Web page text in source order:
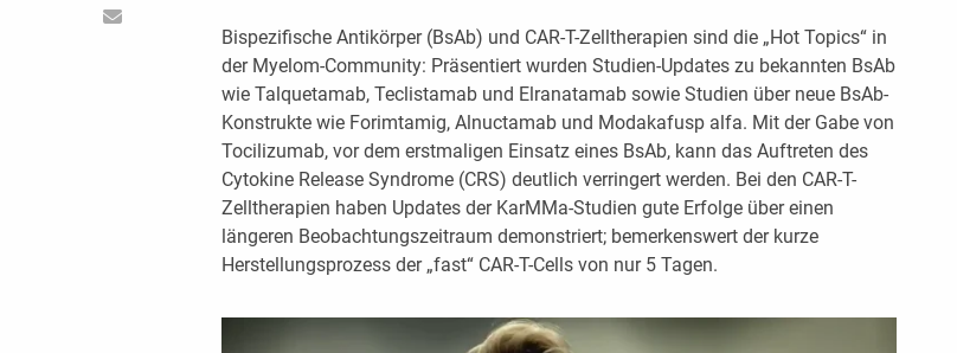
Bispezifische Antikörper (BsAb) und CAR-T-Zelltherapien sind die „Hot Topics“ in
der Myelom-Community: Präsentiert wurden Studien-Updates zu bekannten BsAb
wie Talquetamab, Teclistamab und Elranatamab sowie Studien über neue BsAb-
Konstrukte wie Forimtamig, Alnuctamab und Modakafusp alfa. Mit der Gabe von
Tocilizumab, vor dem erstmaligen Einsatz eines BsAb, kann das Auftreten des
Cytokine Release Syndrome (CRS) deutlich verringert werden. Bei den CAR-T-
Zelltherapien haben Updates der KarMMa-Studien gute Erfolge über einen
längeren Beobachtungszeitraum demonstriert; bemerkenswert der kurze
Herstellungsprozess der „fast“ CAR-T-Cells von nur 5 Tagen.